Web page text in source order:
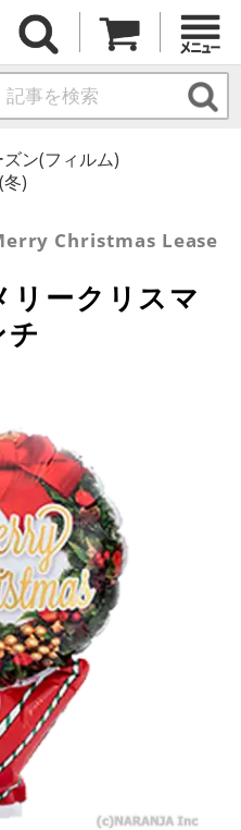
ズン(フィルム)
)
Christmas Lease
リークリスマ